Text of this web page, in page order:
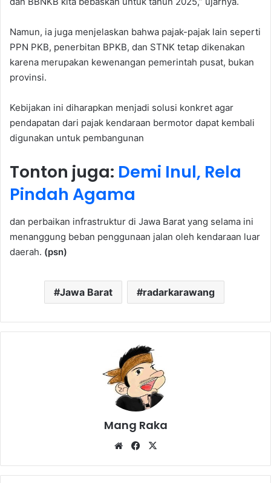
Namun, ia juga menjelaskan bahwa pajak-pajak lain seperti
PPN PKB, penerbitan BPKB, dan STNK tetap dikenakan
karena merupakan kewenangan pemerintah pusat, bukan
provinsi.
Kebijakan ini diharapkan menjadi solusi konkret agar
pendapatan dari pajak kendaraan bermotor dapat kembali
digunakan untuk pembangunan
Tonton juga: Demi Inul, Rela
Pindah Agama
dan perbaikan infrastruktur di Jawa Barat yang selama ini
menanggung beban penggunaan jalan oleh kendaraan luar
daerah. (psn)
Jawa Barat radarkarawang
Mang Raka
WebsiteFacebook